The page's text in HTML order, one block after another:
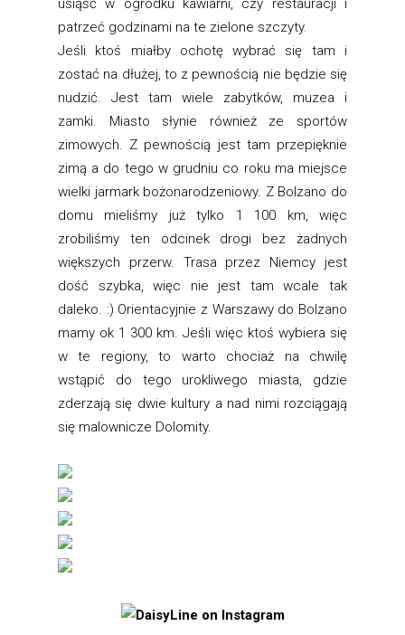
usiąść w ogródku kawiarni, czy restauracji i
patrzeć godzinami na te zielone szczyty.
Jeśli ktoś miałby ochotę wybrać się tam i
zostać na dłużej, to z pewnością nie będzie się
nudzić. Jest tam wiele zabytków, muzea i
zamki. Miasto słynie również ze sportów
zimowych. Z pewnością jest tam przepięknie
zimą a do tego w grudniu co roku ma miejsce
wielki jarmark bożonarodzeniowy. Z Bolzano do
domu mieliśmy już tylko 1 100 km, więc
zrobiliśmy ten odcinek drogi bez żadnych
większych przerw. Trasa przez Niemcy jest
dość szybka, więc nie jest tam wcale tak
daleko. :) Orientacyjnie z Warszawy do Bolzano
mamy ok 1 300 km. Jeśli więc ktoś wybiera się
w te regiony, to warto chociaż na chwilę
wstąpić do tego urokliwego miasta, gdzie
zderzają się dwie kultury a nad nimi rozciągają
się malownicze Dolomity.